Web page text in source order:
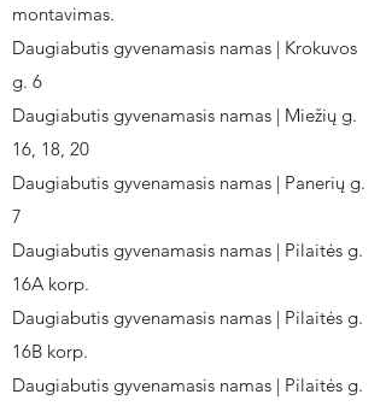
montavimas.
Daugiabutis gyvenamasis namas | Krokuvos
g. 6
Daugiabutis gyvenamasis namas | Miežių g.
16, 18, 20
Daugiabutis gyvenamasis namas | Panerių g.
7
Daugiabutis gyvenamasis namas | Pilaitės g.
16A korp.
Daugiabutis gyvenamasis namas | Pilaitės g.
16B korp.
Daugiabutis gyvenamasis namas | Pilaitės g.